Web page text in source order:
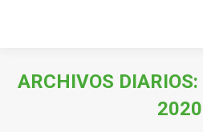
ARCHIVOS DIARIOS:
2020